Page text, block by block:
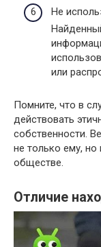
Не
или
Помните, что в
действовать
собственности.
не только ему,
обществе.
Отличие